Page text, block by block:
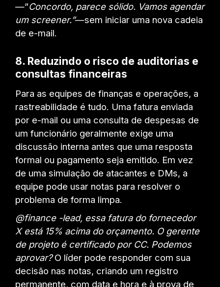
—”Concordo, parece sólido. Vamos agendar
um screener.”—sem iniciar uma nova cadeia
de e-mail.
8. Reduzindo o risco de auditorias e
consultas financeiras
Para as equipes de finanças e operações, a
rastreabilidade é tudo. Uma fatura enviada
por e-mail ou uma consulta de despesas de
um funcionário geralmente exige uma
discussão interna antes que uma resposta
formal ou pagamento seja emitido. Em vez
de uma simulação de atacantes e DMs, a
equipe pode usar notas para resolver o
problema de forma limpa.
@finance -lead, essa fatura do fornecedor
X está 15% acima do orçamento. O gerente
de projeto é certificado por CC. Podemos
aprovar?O líder pode responder com sua
decisão nas notas, criando um registro
permanente, com data e hora e à prova de